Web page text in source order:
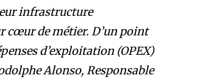
infrastructure
cœur de métier. D’un point
d’exploitation (OPEX)
Alonso, Responsable